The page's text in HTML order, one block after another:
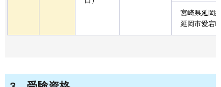
宮崎県延岡
延岡市愛宕